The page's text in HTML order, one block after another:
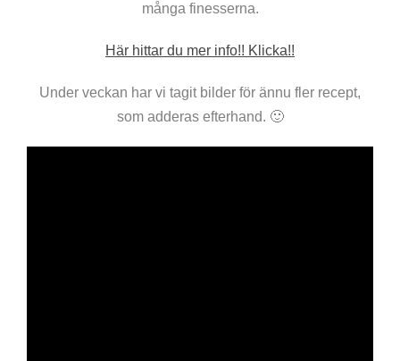
många finesserna.
Här hittar du mer info!! Klicka!!
Under veckan har vi tagit bilder för ännu fler recept,
som adderas efterhand. 🙂